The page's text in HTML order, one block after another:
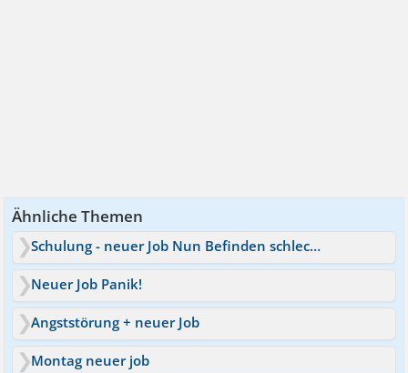
Ähnliche Themen
Schulung - neuer Job Nun Befinden schlecht
Neuer Job Panik!
Angststörung + neuer Job
Montag neuer job